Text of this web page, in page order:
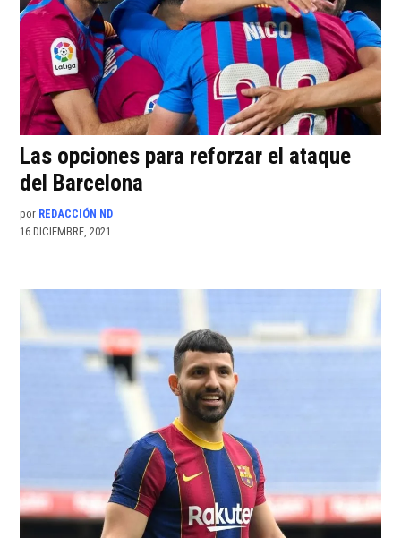
Las opciones para reforzar el ataque
del Barcelona
por REDACCIÓN ND
16 DICIEMBRE, 2021